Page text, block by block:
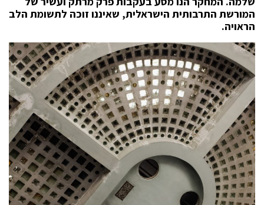
המורשת התרבותית הישראלית, שאיננו זוכה לתשומת הלב
הראויה.